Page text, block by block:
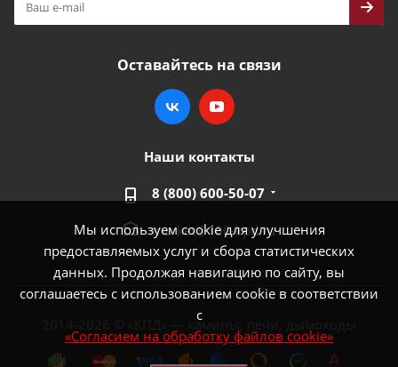
Мы используем cookie для улучшения
предоставляемых услуг и сбора статистических
данных. Продолжая навигацию по сайту, вы
соглашаетесь с использованием cookie в соответствии
с
«Согласием на обработку файлов cookie»
Оставайтесь на связи
Наши контакты
8 (800) 600-50-07
market@100-kpd.ru
2014-2026 © «КПД» — камины, печи, дымоходы